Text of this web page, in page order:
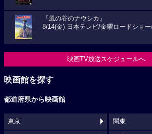
『風の谷のナウシカ』
8/14(金) 日本テレビ/金曜ロードショ
映画TV放送スケジュールへ
映画館を探す
都道府県から映画館
東京 関東